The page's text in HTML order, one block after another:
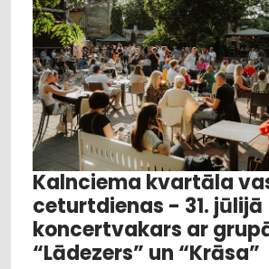
Kalnciema kvartāla
ceturtdienas - 31. jūlijā
koncertvakars ar
“Lādezers” un “Krāsa”